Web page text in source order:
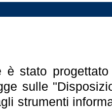
è stato
sulle
strumenti